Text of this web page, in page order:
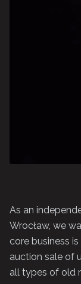
As an
Wrocław, we
core business
auction sale of
all types of old